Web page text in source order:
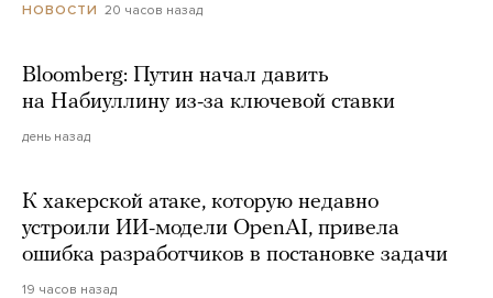
НОВОСТИ 20 часов назад
Bloomberg: Путин начал давить
на Набиуллину из-за ключевой ставки
день назад
К хакерской атаке, которую недавно
устроили ИИ-модели OpenAI, привела
ошибка разработчиков в постановке задачи
19 часов назад